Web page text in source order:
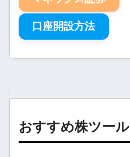
口座開設方法
おすすめ株ツール